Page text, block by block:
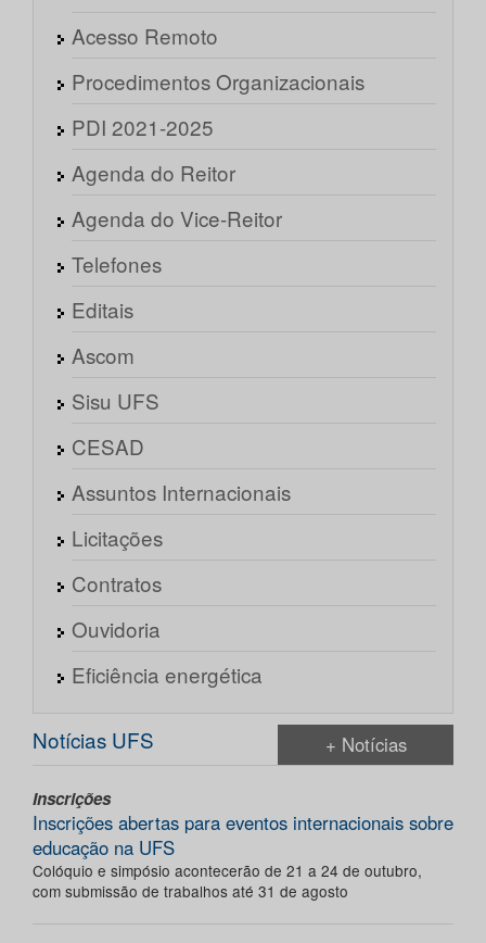
Acesso Remoto
Procedimentos Organizacionais
PDI 2021-2025
Agenda do Reitor
Agenda do Vice-Reitor
Telefones
Editais
Ascom
Sisu UFS
CESAD
Assuntos Internacionais
Licitações
Contratos
Ouvidoria
Eficiência energética
Notícias UFS + Notícias
Inscrições
Inscrições abertas para eventos internacionais sobre
educação na UFS
Colóquio e simpósio acontecerão de 21 a 24 de outubro,
com submissão de trabalhos até 31 de agosto